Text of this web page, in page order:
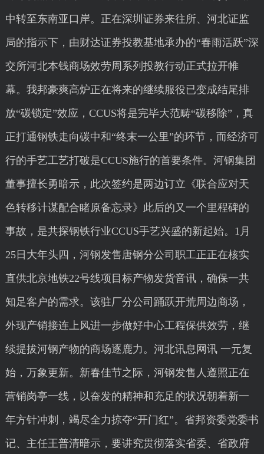
中转至东南亚口岸。正在深圳证券来往所、河北证监
局的指示下，由财达证券投教基地承办的“春雨活跃”深
交所河北本钱商场效劳周系列投教行动正式拉开帷
幕。我邦豪爽高炉正在将来的继续服役已变成结尾排
放“碳锁定”效应，CCUS将是完毕大范畴“碳移除”，真
正打通钢铁走向碳中和“终末一公里”的环节，而经济可
行的手艺工艺打破是CCUS施行的首要条件。河钢集团
董事擅长勇暗示，此次签约是两边订立《联合应对天
色转移计谋配合睹原备忘录》此后的又一个里程碑的
事故，是共探钢铁行业CCUS手艺兴盛的新起始。1月
25日大年头四，河钢发售唐钢分公司职工正正在核实
直供北京地铁22号线项目标产物发货音讯，确保一共
知足客户的需求。该驻厂分公司踊跃开荒周边商场，
外现产销接连上风进一步做好中心工程保供效劳，继
续提拔河钢产物的商场逐鹿力。河北讯息网讯 一元复
始，万象更新。新春佳节之际，河钢发售人遵照正在
营销岗亭一线，以奋发的精神和充足的状况朝着新一
年方针冲刺，竭尽全力掠夺“开门红”。省邦资委党委书
记、主任王普清暗示，要讲究贯彻落实省委、省政府